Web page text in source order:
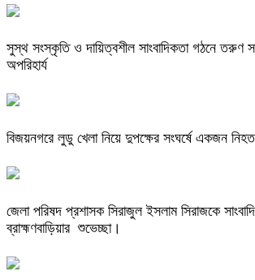
সুস্থ সংস্কৃতি ও দায়িত্বশীল সাংবাদিকতা গঠনে তরুণ
অপরিহার্য
বিজয়নগরে লুডু খেলা নিয়ে দুপক্ষের সংঘর্ষে একজন নিহত
জেলা পরিষদ প্রশাসক সিরাজুল ইসলাম সিরাজকে
ব্রাহ্মণবাড়িয়ার শুভেচ্ছা।